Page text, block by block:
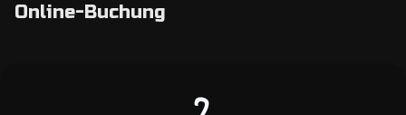
Online-Buchung